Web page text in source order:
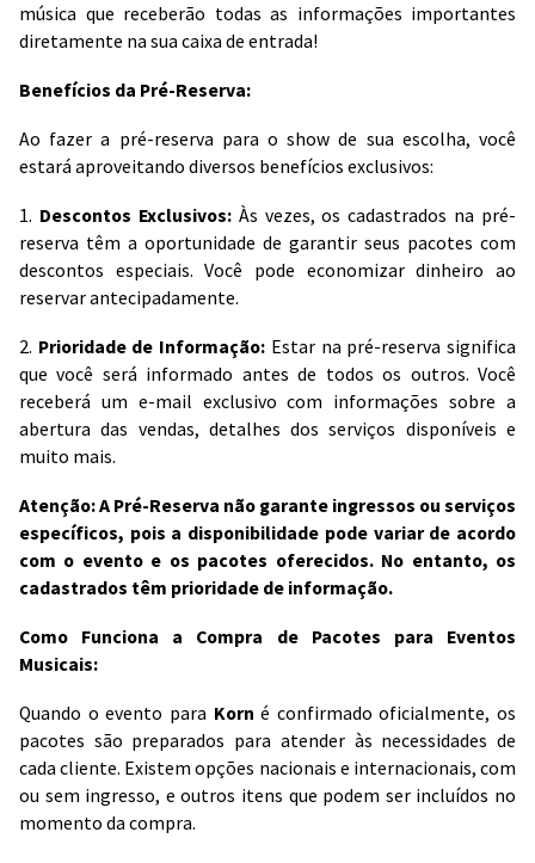
música que receberão todas as informações importantes
diretamente na sua caixa de entrada!
Benefícios da Pré-Reserva:
Ao fazer a pré-reserva para o show de sua escolha, você
estará aproveitando diversos benefícios exclusivos:
1. Descontos Exclusivos:Às vezes, os cadastrados na pré-
reserva têm a oportunidade de garantir seus pacotes com
descontos especiais. Você pode economizar dinheiro ao
reservar antecipadamente.
2. Prioridade de Informação: Estar na pré-reserva significa
que você será informado antes de todos os outros. Você
receberá um e-mail exclusivo com informações sobre a
abertura das vendas, detalhes dos serviços disponíveis e
muito mais.
Atenção: A Pré-Reserva não garante ingressos ou serviços
específicos, pois a disponibilidade pode variar de acordo
com o evento e os pacotes oferecidos. No entanto, os
cadastrados têm prioridade de informação.
Como Funciona a Compra de Pacotes para Eventos
Musicais:
Quando o evento para Korn é confirmado oficialmente, os
pacotes são preparados para atender às necessidades de
cada cliente. Existem opções nacionais e internacionais, com
ou sem ingresso, e outros itens que podem ser incluídos no
momento da compra.